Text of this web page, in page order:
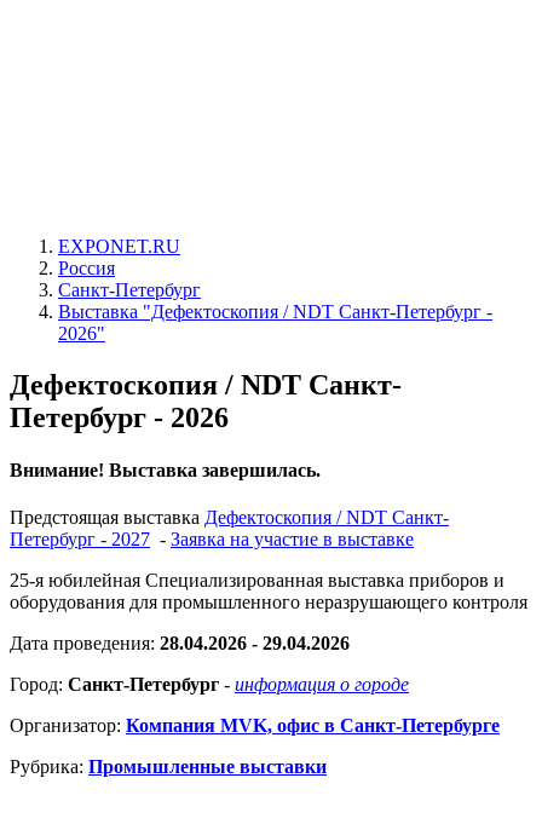
EXPONET.RU
Россия
Санкт-Петербург
Выставка "Дефектоскопия / NDT Санкт-Петербург -
2026"
Дефектоскопия / NDT Санкт-
Петербург - 2026
Внимание! Выставка завершилась.
Предстоящая выставка Дефектоскопия / NDT Санкт-
Петербург - 2027 - Заявка на участие в выставке
25-я юбилейная Специализированная выставка приборов и
оборудования для промышленного неразрушающего контроля
Дата проведения: 28.04.2026 - 29.04.2026
Город: Санкт-Петербург - информация о городе
Организатор: Компания MVK, офис в Санкт-Петербурге
Рубрика: Промышленные выставки